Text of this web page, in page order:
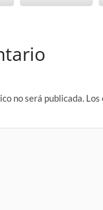
no será publicada. Los